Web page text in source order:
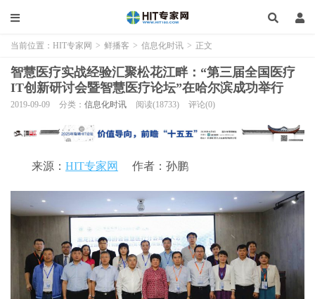
当前位置： HIT专家网 > 鲜播客 > 信息化时讯 > 正文
智慧医疗实战经验汇聚松花江畔：“第三届全国医疗
IT创新研讨会暨智慧医疗论坛”在哈尔滨成功举行
2019-09-09 分类： 信息化时讯 阅读(18733) 评论(0)
来源： HIT专家网 作者：孙鹏